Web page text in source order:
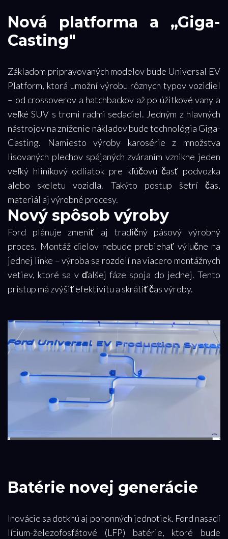
Nová platforma a „Giga-
Casting"
Základom pripravovaných modelov bude Universal EV
Platform, ktorá umožní výrobu rôznych typov vozidiel
– od crossoverov a hatchbackov až po úžitkové vany a
veľké SUV s tromi radmi sedadiel. Jedným z hlavných
nástrojov na zníženie nákladov bude technológia Giga-
Casting. Namiesto výroby karosérie z množstva
lisovaných plechov spájaných zváraním vznikne jeden
veľký hliníkový odliatok pre kľúčovú časť podvozka
alebo skeletu vozidla. Takýto postup šetrí čas,
materiál aj výrobné procesy.
Nový spôsob výroby
Ford plánuje zmeniť aj tradičný pásový výrobný
proces. Montáž dielov nebude prebiehať výlučne na
jednej linke – výroba sa rozdelí na viacero montážnych
vetiev, ktoré sa v ďalšej fáze spoja do jednej. Tento
prístup má zvýšiť efektivitu a skrátiť čas výroby.
Batérie novej generácie
Inovácie sa dotknú aj pohonných jednotiek. Ford nasadí
lítium-železofosfátové (LFP) batérie, ktoré bude